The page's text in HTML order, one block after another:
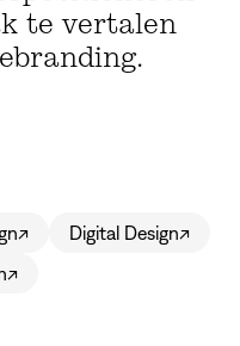
te vertalen
↗ Digital Design↗
↗